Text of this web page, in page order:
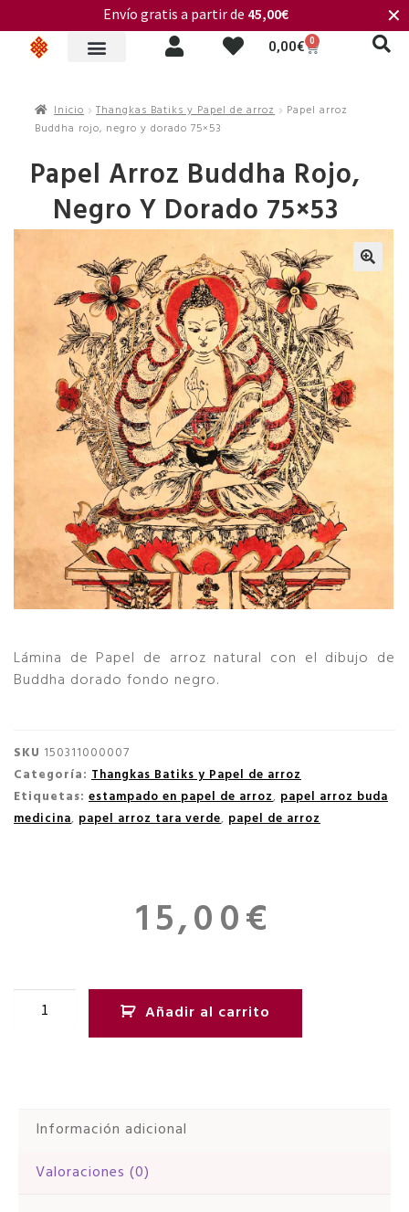
0,00€ 0
Envío gratis a partir de 45,00€ ✕
Inicio Thangkas Batiks y Papel de arroz
Papel arroz
Buddha rojo, negro y dorado 75×53
Papel Arroz Buddha Rojo,
Negro Y Dorado 75×53
Lámina de Papel de arroz natural con el dibujo de
Buddha dorado fondo negro.
SKU 150311000007
Categoría: Thangkas Batiks y Papel de arroz
Etiquetas: estampado en papel de arroz, papel arroz buda
medicina, papel arroz tara verde, papel de arroz
15,00€
Añadir al carrito
Información adicional
Valoraciones (0)